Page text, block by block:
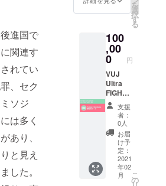
進国で
関連す
れてい
、セク
ソジ
は多く
あり、
と見え
した。
face-to-
face
picnic!).
Due to
COVID-
19 this
date
may
change
in the
future.
You are
able to
particip
ate in
both
online
your
desired
name
to
publish
on our
website
.
2021年
12月
（土日
祝を除
く）
You can
have a
1hour
talk
with the
founder
of Voice
Japan,
Kazuna
Yamam
you
email
behalf
of our
team お
名前を
ウェブ
サイト
にVUJ
Super
Fighter
として
記載さ
せてい
ただき
ます。
（任
意） We
を
選
択
す
る
100
,00
0 円
VUJ
Ultra
FIGHTE
R 御礼
のメー
ルを送
らせて
いただ
きま
す。 We
will be
sending
支援
者：
0人
お届
け予
定：
2021
年02
月
こ
の